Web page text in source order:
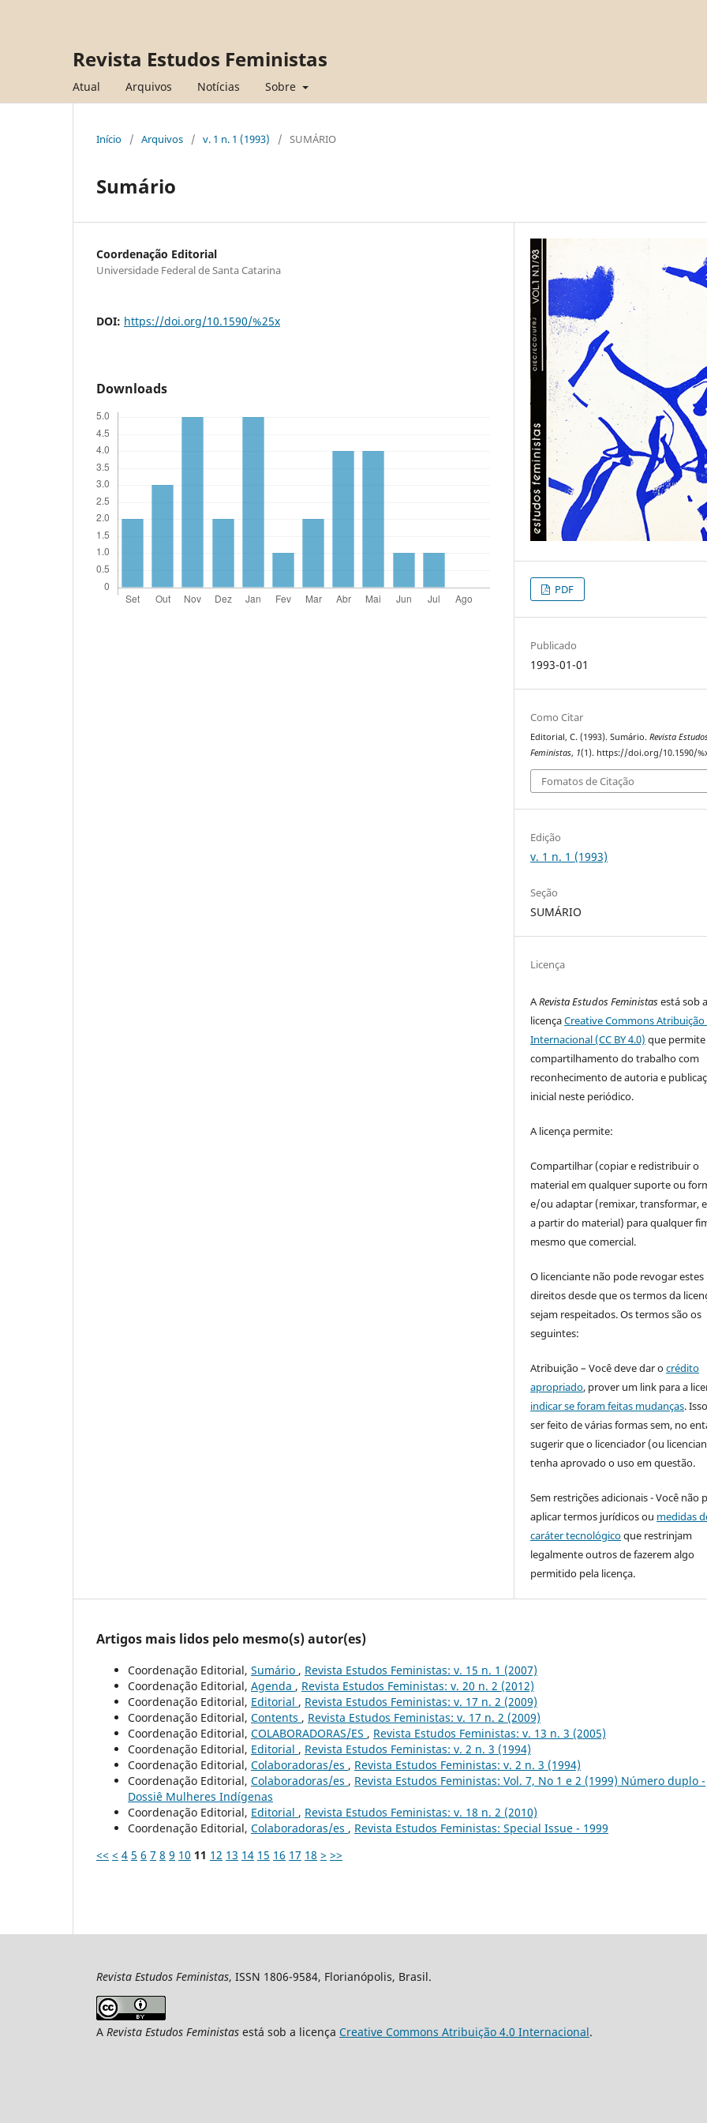
Revista Estudos Feministas
Atual Arquivos Notícias Sobre
Início / Arquivos / v. 1 n. 1 (1993) / SUMÁRIO
Sumário
Coordenação Editorial
Universidade Federal de Santa Catarina
DOI: https://doi.org/10.1590/%25x
Downloads
PDF
Publicado
1993-01-01
Como Citar
Editorial, C. (1993). Sumário.Revista
Feministas, 1(1). https://doi.org/10.1590/
Fomatos de Citação
Edição
v. 1 n. 1 (1993)
Seção
SUMÁRIO
Licença
ARevista Estudos Feministasestá sob a
licençaCreative Commons Atribuição
Internacional (CC BY 4.0) que
compartilhamento do trabalho com
reconhecimento de autoria e
inicial neste periódico.
A licença permite:
Compartilhar (copiar e redistribuir o
material em qualquer suporte ou
e/ou adaptar (remixar, transformar,
a partir do material) para qualquer
mesmo que comercial.
O licenciante não pode revogar estes
direitos desde que os termos da
sejam respeitados. Os termos são os
seguintes:
Atribuição – Você deve dar ocrédito
apropriado, prover um link para a
indicar se foram feitas mudanças.
ser feito de várias formas sem, no
sugerir que o licenciador (ou
tenha aprovado o uso em questão.
Sem restrições adicionais - Você não
aplicar termos jurídicos ou medidas
caráter tecnológicoque restrinjam
legalmente outros de fazerem algo
permitido pela licença.
Artigos mais lidos pelo mesmo(s) autor(es)
Coordenação Editorial, Sumário , Revista Estudos Feministas: v. 15 n. 1 (2007)
Coordenação Editorial, Agenda , Revista Estudos Feministas: v. 20 n. 2 (2012)
Coordenação Editorial, Editorial , Revista Estudos Feministas: v. 17 n. 2 (2009)
Coordenação Editorial, Contents , Revista Estudos Feministas: v. 17 n. 2 (2009)
Coordenação Editorial, COLABORADORAS/ES , Revista Estudos Feministas: v. 13 n. 3 (2005)
Coordenação Editorial, Editorial , Revista Estudos Feministas: v. 2 n. 3 (1994)
Coordenação Editorial, Colaboradoras/es , Revista Estudos Feministas: v. 2 n. 3 (1994)
Coordenação Editorial, Colaboradoras/es , Revista Estudos Feministas: Vol. 7, No 1 e 2 (1999) Número duplo -
Dossiê Mulheres Indígenas
Coordenação Editorial, Editorial , Revista Estudos Feministas: v. 18 n. 2 (2010)
Coordenação Editorial, Colaboradoras/es , Revista Estudos Feministas: Special Issue - 1999
<< < 4 5 6 7 8 9 10 11 12 13 14 15 16 17 18 > >>
Revista Estudos Feministas, ISSN 1806-9584, Florianópolis, Brasil.
A Revista Estudos Feministas está sob a licença Creative Commons Atribuição 4.0 Internacional.